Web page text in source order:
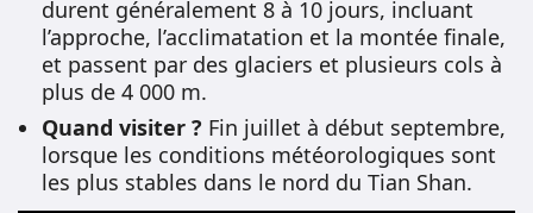
durent généralement 8 à 10 jours, incluant
l’approche, l’acclimatation et la montée finale,
et passent par des glaciers et plusieurs cols à
plus de 4 000 m.
Quand visiter ? Fin juillet à début septembre,
lorsque les conditions météorologiques sont
les plus stables dans le nord du Tian Shan.